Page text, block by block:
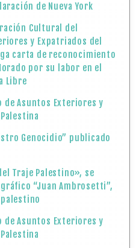
de Nueva York
Cultural del
y Expatriados del
carta de reconocimiento
por su labor en el
Libre
Asuntos Exteriores y
Genocidio” publicado
Traje Palestino», se
“Juan Ambrosetti”,
Asuntos Exteriores y